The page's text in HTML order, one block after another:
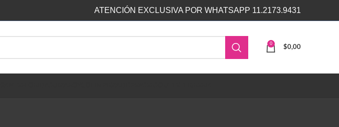
ATENCIÓN EXCLUSIVA POR WHATSAPP 11.2173.9431
0
$0,00